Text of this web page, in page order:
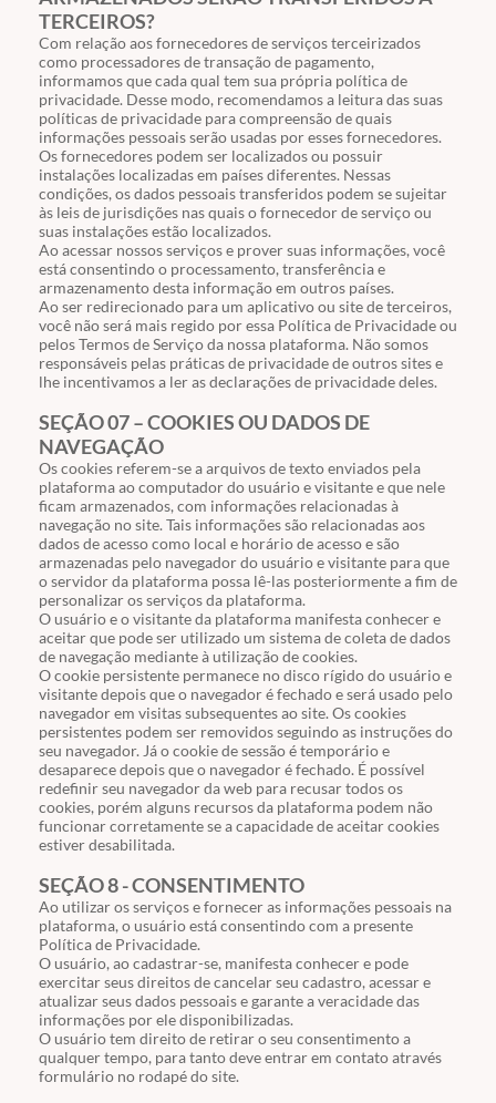
TERCEIROS?
Com relação aos fornecedores de serviços terceirizados
como processadores de transação de pagamento,
informamos que cada qual tem sua própria política de
privacidade. Desse modo, recomendamos a leitura das suas
políticas de privacidade para compreensão de quais
informações pessoais serão usadas por esses fornecedores.
Os fornecedores podem ser localizados ou possuir
instalações localizadas em países diferentes. Nessas
condições, os dados pessoais transferidos podem se sujeitar
às leis de jurisdições nas quais o fornecedor de serviço ou
suas instalações estão localizados.
Ao acessar nossos serviços e prover suas informações, você
está consentindo o processamento, transferência e
armazenamento desta informação em outros países.
Ao ser redirecionado para um aplicativo ou site de terceiros,
você não será mais regido por essa Política de Privacidade ou
pelos Termos de Serviço da nossa plataforma. Não somos
responsáveis pelas práticas de privacidade de outros sites e
lhe incentivamos a ler as declarações de privacidade deles.
SEÇÃO 07 – COOKIES OU DADOS DE
NAVEGAÇÃO
Os cookies referem-se a arquivos de texto enviados pela
plataforma ao computador do usuário e visitante e que nele
ficam armazenados, com informações relacionadas à
navegação no site. Tais informações são relacionadas aos
dados de acesso como local e horário de acesso e são
armazenadas pelo navegador do usuário e visitante para que
o servidor da plataforma possa lê-las posteriormente a fim de
personalizar os serviços da plataforma.
O usuário e o visitante da plataforma manifesta conhecer e
aceitar que pode ser utilizado um sistema de coleta de dados
de navegação mediante à utilização de cookies.
O cookie persistente permanece no disco rígido do usuário e
visitante depois que o navegador é fechado e será usado pelo
navegador em visitas subsequentes ao site. Os cookies
persistentes podem ser removidos seguindo as instruções do
seu navegador. Já o cookie de sessão é temporário e
desaparece depois que o navegador é fechado. É possível
redefinir seu navegador da web para recusar todos os
cookies, porém alguns recursos da plataforma podem não
funcionar corretamente se a capacidade de aceitar cookies
estiver desabilitada.
SEÇÃO 8 - CONSENTIMENTO
Ao utilizar os serviços e fornecer as informações pessoais na
plataforma, o usuário está consentindo com a presente
Política de Privacidade.
O usuário, ao cadastrar-se, manifesta conhecer e pode
exercitar seus direitos de cancelar seu cadastro, acessar e
atualizar seus dados pessoais e garante a veracidade das
informações por ele disponibilizadas.
O usuário tem direito de retirar o seu consentimento a
qualquer tempo, para tanto deve entrar em contato através
formulário no rodapé do site.